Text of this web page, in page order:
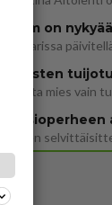
Miesten